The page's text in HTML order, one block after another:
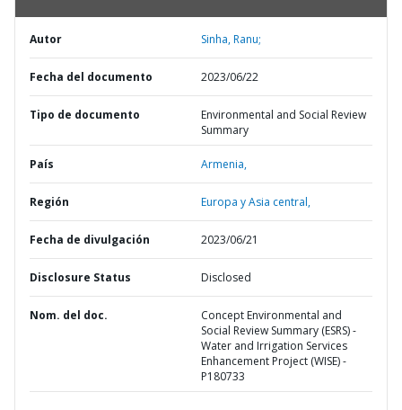
Autor Sinha, Ranu;
Fecha del documento 2023/06/22
Tipo de documento
Environmental and Social Review
Summary
País Armenia,
Región Europa y Asia central,
Fecha de divulgación 2023/06/21
Disclosure Status Disclosed
Nom. del doc.
Concept Environmental and
Social Review Summary (ESRS) -
Water and Irrigation Services
Enhancement Project (WISE) -
P180733